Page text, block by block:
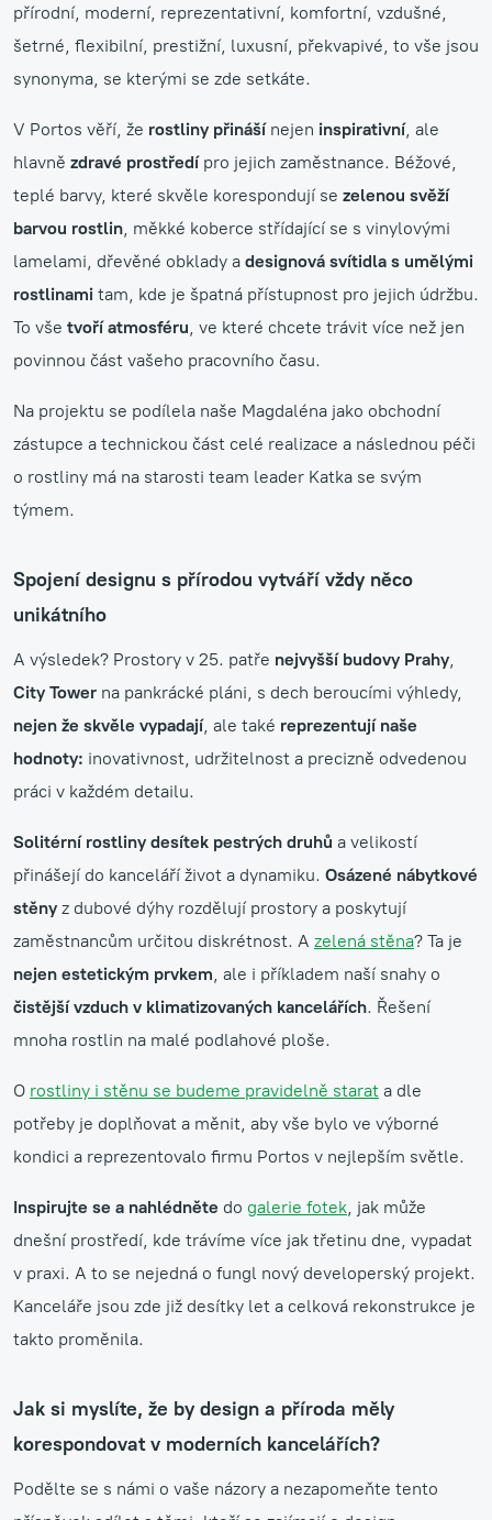
přírodní, moderní, reprezentativní, komfortní, vzdušné,
šetrné, flexibilní, prestižní, luxusní, překvapivé, to vše jsou
synonyma, se kterými se zde setkáte.
V Portos věří, že rostliny přináší nejen inspirativní, ale
hlavně zdravé prostředí pro jejich zaměstnance. Béžové,
teplé barvy, které skvěle korespondují se zelenou svěží
barvou rostlin , měkké koberce střídající se s vinylovými
lamelami, dřevěné obklady a designová svítidla s umělými
rostlinami tam, kde je špatná přístupnost pro jejich údržbu.
To vše tvoří atmosféru , ve které chcete trávit více než jen
povinnou část vašeho pracovního času.
Na projektu se podílela naše Magdaléna jako obchodní
zástupce a technickou část celé realizace a následnou péči
o rostliny má na starosti team leader Katka se svým
týmem.
Spojení designu s přírodou vytváří vždy něco
unikátního
A výsledek? Prostory v 25. patře nejvyšší budovy Prahy
City Tower na pankrácké pláni, s dech beroucími výhledy,
nejen že skvěle vypadají, ale také reprezentují naše
hodnoty: inovativnost, udržitelnost a precizně odvedenou
práci v každém detailu.
Solitérní rostliny desítek pestrých druhů a velikostí
přinášejí do kanceláří život a dynamiku. Osázené nábytkové
stěny z dubové dýhy rozdělují prostory a poskytují
zaměstnancům určitou diskrétnost. A zelená stěna? Ta je
nejen estetickým prvkem , ale i příkladem naší snahy o
čistější vzduch v klimatizovaných kancelářích. Řešení
mnoha rostlin na malé podlahové ploše.
O rostliny i stěnu se budeme pravidelně starat a dle
potřeby je doplňovat a měnit, aby vše bylo ve výborné
kondici a reprezentovalo firmu Portos v nejlepším světle.
Inspirujte se a nahlédněte do galerie fotek , jak může
dnešní prostředí, kde trávíme více jak třetinu dne, vypadat
v praxi. A to se nejedná o fungl nový developerský projekt.
Kanceláře jsou zde již desítky let a celková rekonstrukce je
takto proměnila.
Jak si myslíte, že by design a příroda měly
korespondovat v moderních kancelářích?
Podělte se s námi o vaše názory a nezapomeňte tento